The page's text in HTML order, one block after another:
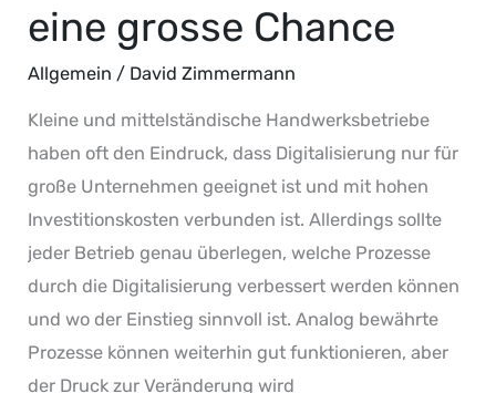
eine grosse Chance
Allgemein / David Zimmermann
Kleine und mittelständische Handwerksbetriebe
haben oft den Eindruck, dass Digitalisierung nur für
große Unternehmen geeignet ist und mit hohen
Investitionskosten verbunden ist. Allerdings sollte
jeder Betrieb genau überlegen, welche Prozesse
durch die Digitalisierung verbessert werden können
und wo der Einstieg sinnvoll ist. Analog bewährte
Prozesse können weiterhin gut funktionieren, aber
der Druck zur Veränderung wird